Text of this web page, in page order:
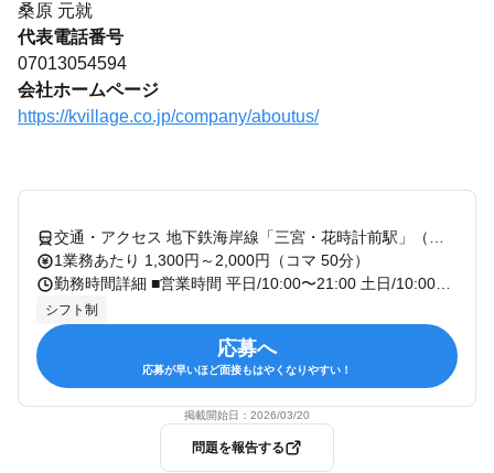
桑原 元就
代表電話番号
07013054594
会社ホームページ
https://kvillage.co.jp/company/aboutus/
1業務あたり 1,300円～2,000円（コマ 50分）
シフト制
応募へ
応募が早いほど面接もはやくなりやすい！
掲載開始日： 2026/03/20
問題を報告する